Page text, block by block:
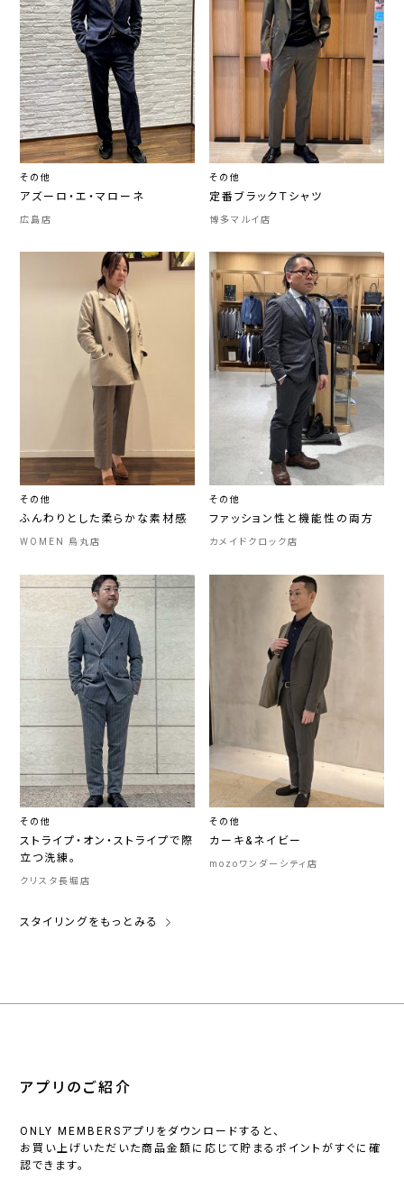
その他
アズーロ・エ・マローネ
広島店
その他
定番ブラックＴシャツ
博多マルイ店
その他
ふんわりとした柔らかな素材感
WOMEN 烏丸店
その他
ファッション性と機能性の両方
カメイドクロック店
その他
ストライプ・オン・ストライプで際
立つ洗練。
クリスタ長堀店
その他
カーキ&ネイビー
mozoワンダーシティ店
スタイリングをもっとみる
アプリのご紹介
ONLY MEMBERSアプリをダウンロードすると、
お買い上げいただいた商品金額に応じて貯まるポイントがすぐに確
認できます。